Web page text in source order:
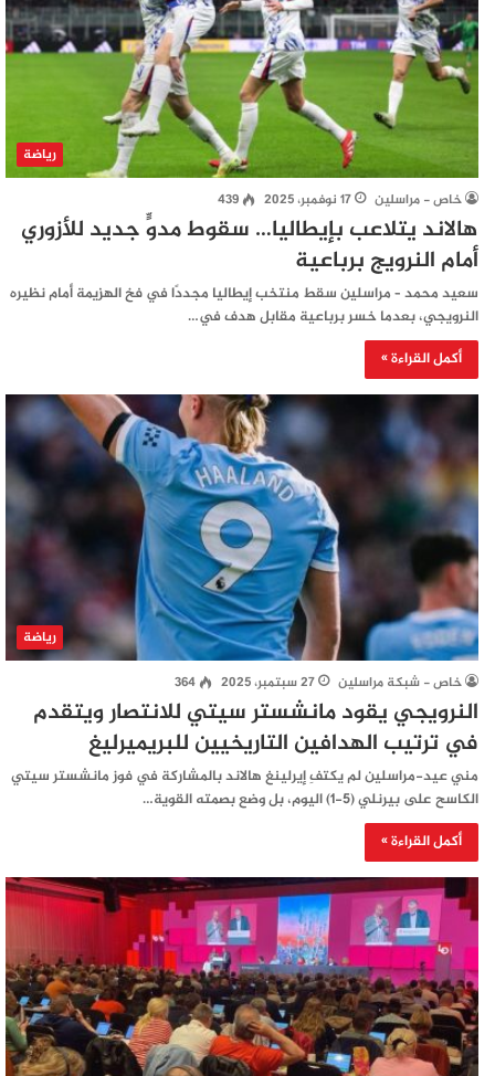
رياضة
خاص - مراسلين 17 نوفمبر، 2025 439
هالاند يتلاعب بإيطاليا… سقوط مدوٍّ جديد للأزوري
أمام النرويج برباعية
سعيد محمد – مراسلين سقط منتخب إيطاليا مجددًا في فخ الهزيمة أمام نظيره
النرويجي، بعدما خسر برباعية مقابل هدف في…
أكمل القراءة »
رياضة
خاص - شبكة مراسلين 27 سبتمبر، 2025 364
النرويجي يقود مانشستر سيتي للانتصار ويتقدم
في ترتيب الهدافين التاريخيين للبريميرليغ
مني عيد-مراسلين لم يكتفِ إيرلينغ هالاند بالمشاركة في فوز مانشستر سيتي
الكاسح على بيرنلي (5-1) اليوم، بل وضع بصمته القوية…
أكمل القراءة »